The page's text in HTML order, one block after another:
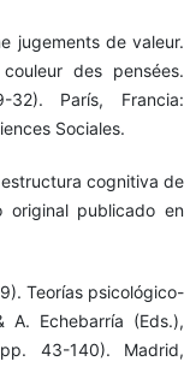
jugements de valeur.
des pensées.
32). París, Francia:
Sociales.
cognitiva de
original publicado en
Teorías psicológico-
A. Echebarría (Eds.),
43-140). Madrid,